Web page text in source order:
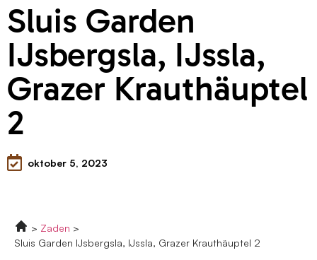
Sluis Garden
IJsbergsla, IJssla,
Grazer Krauthäuptel
2
oktober 5, 2023
Zaden
Sluis Garden IJsbergsla, IJssla, Grazer Krauthäuptel 2